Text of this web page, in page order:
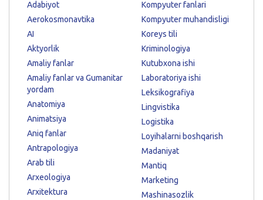
Adabiyot
Aerokosmonavtika
AI
Aktyorlik
Amaliy fanlar
Amaliy fanlar va Gumanitar
yordam
Anatomiya
Animatsiya
Aniq fanlar
Antrapologiya
Arab tili
Arxeologiya
Arxitektura
Kompyuter fanlari
Kompyuter muhandisligi
Koreys tili
Kriminologiya
Kutubxona ishi
Laboratoriya ishi
Leksikografiya
Lingvistika
Logistika
Loyihalarni boshqarish
Madaniyat
Mantiq
Marketing
Mashinasozlik